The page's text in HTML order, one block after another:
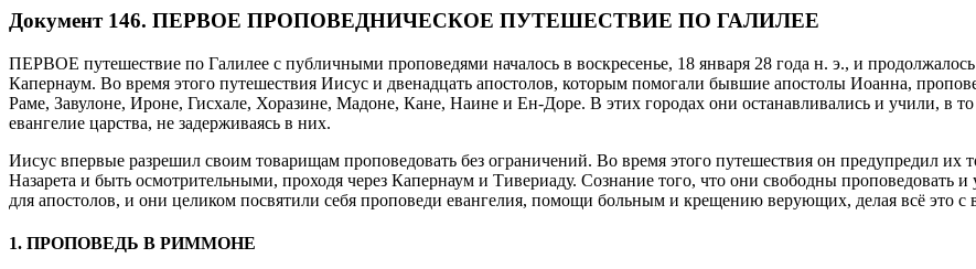
Документ 146. ПЕРВОЕ ПРОПОВЕДНИЧЕСКОЕ ПУТЕШЕСТВИЕ ПО ГАЛИЛЕЕ
ПЕРВОЕ путешествие по Галилее с публичными проповедями началось в воскресенье, 18 января 28 года н. э., и
Капернаум. Во время этого путешествия Иисус и двенадцать апостолов, которым помогали бывшие апостолы Иоанна,
Раме, Завулоне, Ироне, Гисхале, Хоразине, Мадоне, Кане, Наине и Ен-Доре. В этих городах они останавливались и учили, в
евангелие царства, не задерживаясь в них.
Иисус впервые разрешил своим товарищам проповедовать без ограничений. Во время этого путешествия он предупредил их
Назарета и быть осмотрительными, проходя через Капернаум и Тивериаду. Сознание того, что они свободны проповедовать
для апостолов, и они целиком посвятили себя проповеди евангелия, помощи больным и крещению верующих, делая всё это с
1. ПРОПОВЕДЬ В РИММОНЕ